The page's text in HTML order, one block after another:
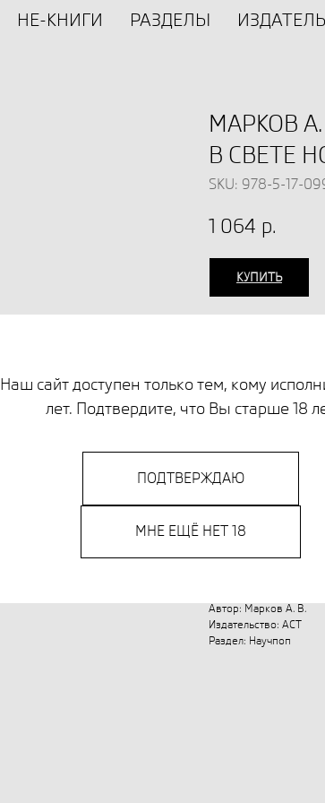
НЕ-КНИГИ РАЗДЕЛЫ
Наш сайт доступен только тем, кому
лет. Подтвердите, что Вы старше 18
ПОДТВЕРЖДАЮ
МНЕ ЕЩЁ НЕТ 18
МАРКОВ
В СВЕТЕ
SKU: 978-5-17-
1 064 р.
КУПИТЬ
Незаконное
их аналогов
влечет
Что такое
процветающих
рассказывает о
находках
вопросы о
времен
Автор: Марков А. В.
Издательство: АСТ
Раздел: Научпоп